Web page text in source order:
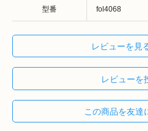
型番 fol4068
レビューを見
レビューを
この商品を友達